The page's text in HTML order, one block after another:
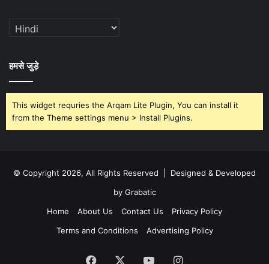
हमसे जुड़े
This widget requries the Arqam Lite Plugin, You can install it
from the Theme settings menu > Install Plugins.
© Copyright 2026, All Rights Reserved | Designed & Developed
by Grabatic
Home
About Us Contact Us
Privacy Policy
Terms and Conditions
Advertising Policy
Facebook YouTubeInstagram